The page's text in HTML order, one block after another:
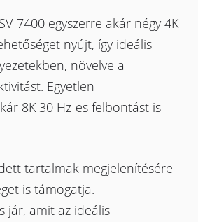
7400 egyszerre akár négy 4K
nyújt, így ideális
növelve a
Egyetlen
8K 30 Hz-es felbontást is
tartalmak megjelenítésére
is támogatja.
jár, amit az ideális